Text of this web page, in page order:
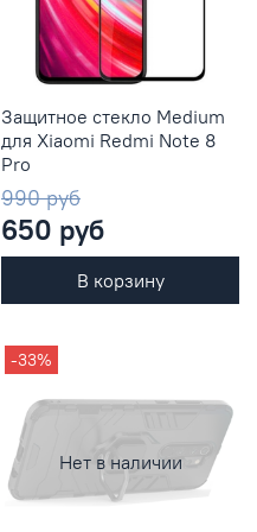
Защитное стекло Medium
для Xiaomi Redmi Note 8
Pro
990 руб
650 руб
В корзину
Нет в наличии
-33%